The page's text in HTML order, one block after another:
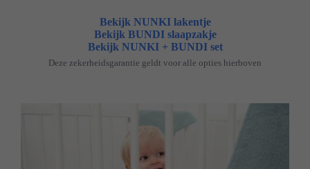
Bekijk NUNKI lakentje
Bekijk BUNDI slaapzakje
Bekijk NUNKI + BUNDI set
Deze zekerheidsgarantie geldt voor alle opties hierboven